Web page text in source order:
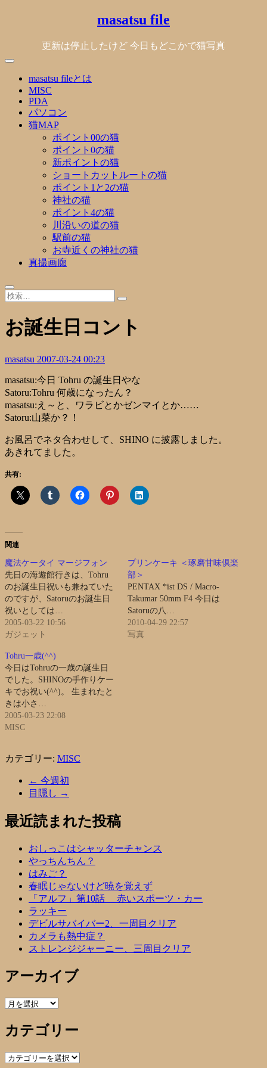
masatsu file
更新は停止したけど 今日もどこかで猫写真
masatsu fileとは
MISC
PDA
パソコン
猫MAP
ポイント00の猫
ポイント0の猫
新ポイントの猫
ショートカットルートの猫
ポイント1と2の猫
神社の猫
ポイント4の猫
川沿いの道の猫
駅前の猫
お寺近くの神社の猫
真撮画廊
お誕生日コント
masatsu 2007-03-24 00:23
masatsu:今日 Tohru の誕生日やな
Satoru:Tohru 何歳になったん？
masatsu:え～と、ワラビとかゼンマイとか……
Satoru:山菜か？！
お風呂でネタ合わせして、SHINO に披露しました。
あきれてました。
共有:
関連
魔法ケータイ マージフォン
先日の海遊館行きは、Tohru
のお誕生日祝いも兼ねていた
のですが、Satoruのお誕生日
祝いとしては…
2005-03-22 10:56
ガジェット
プリンケーキ ＜琢磨甘味倶楽
部＞
PENTAX *ist DS / Macro-
Takumar 50mm F4 今日は
Satoruの八…
2010-04-29 22:57
写真
Tohru一歳(^^)
今日はTohruの一歳の誕生日
でした。SHINOの手作りケー
キでお祝い(^^)。 生まれたと
きは小さ…
2005-03-23 22:08
MISC
カテゴリー: MISC
← 今週初
目隠し →
最近読まれた投稿
おしっこはシャッターチャンス
やっちんちん？
はみご？
春眠じゃないけど暁を覚えず
「アルフ」第10話 赤いスポーツ・カー
ラッキー
デビルサバイバー2、一周目クリア
カメラも熱中症？
ストレンジジャーニー、三周目クリア
アーカイブ
ア
カ
イ
ブ
カテゴリー
カ